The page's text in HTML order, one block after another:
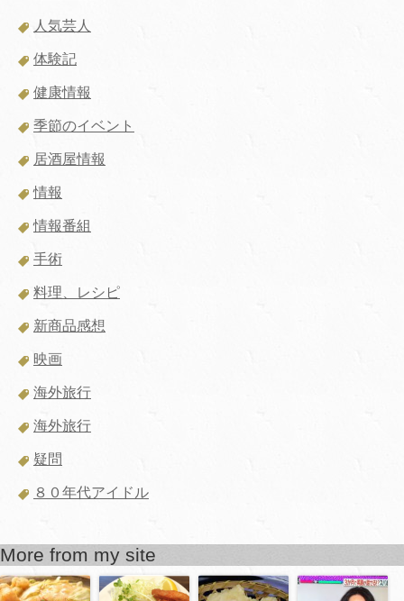
人気芸人
体験記
健康情報
季節のイベント
居酒屋情報
情報
情報番組
手術
料理、レシピ
新商品感想
映画
海外旅行
海外旅行
疑問
８０年代アイドル
More from my site